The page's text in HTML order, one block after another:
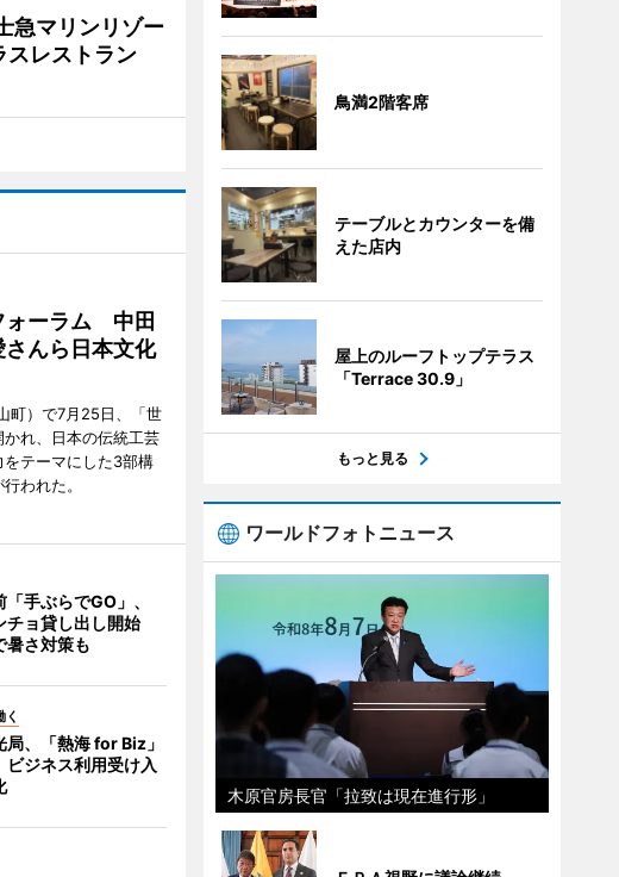
急マリンリゾー
スレストラン
ォーラム 中田
んら日本文化
町）で7月25日、「世
れ、日本の伝統工芸
テーマにした3部構
われた。
「手ぶらでGO」、
チョ貸し出し開始
暑さ対策も
く
局、「熱海 for Biz」
ジネス利用受け入
鳥満2階客席
テーブルとカウンターを備
えた店内
屋上のルーフトップテラス
「Terrace 30.9」
もっと見る
ワールドフォトニュース
木原官房長官「拉致は現在進行形」